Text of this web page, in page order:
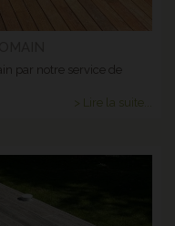
par notre service de
> Lire la suite...